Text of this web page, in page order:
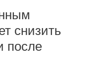
снизить
после